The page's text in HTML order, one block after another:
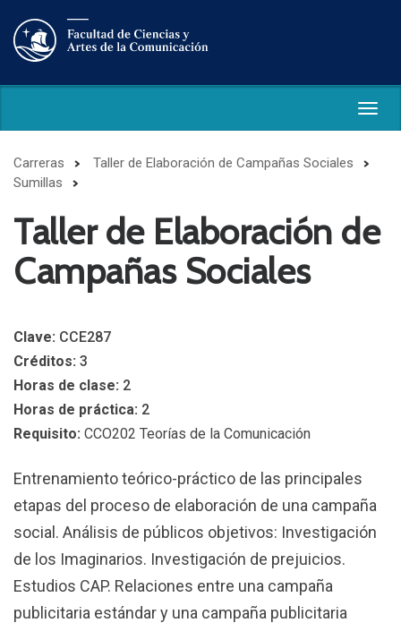
Carreras
Taller de Elaboración de Campañas Sociales
Sumillas
Taller de Elaboración de
Campañas Sociales
Clave: CCE287
Créditos: 3
Horas de clase: 2
Horas de práctica: 2
Requisito: CCO202 Teorías de la Comunicación
Entrenamiento teórico-práctico de las principales
etapas del proceso de elaboración de una campaña
social. Análisis de públicos objetivos: Investigación
de los Imaginarios. Investigación de prejuicios.
Estudios CAP. Relaciones entre una campaña
publicitaria estándar y una campaña publicitaria